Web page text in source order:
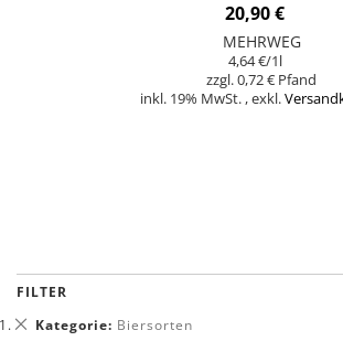
20,90 €
MEHRWEG
4,64 €/1l
0,72 €
inkl. 19% MwSt. ,exkl.
FILTER
Kategorie Biersorten
Dies